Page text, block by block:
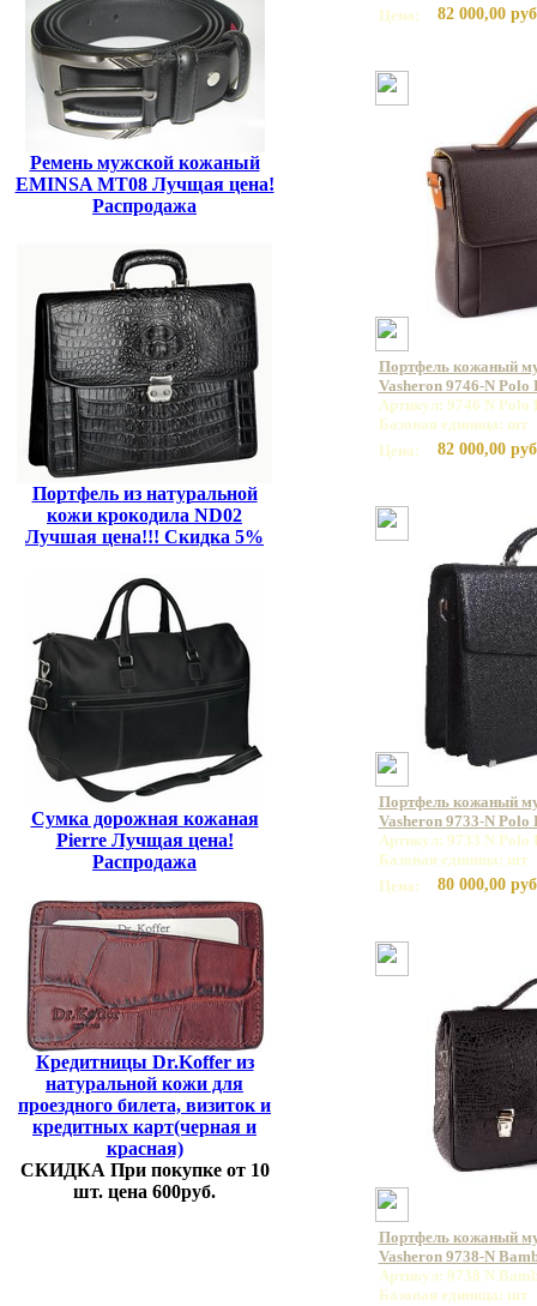
Ремень мужской кожаный
EMINSA MT08 Лучщая цена!
Распродажа
Портфель из натуральной
кожи крокодила ND02
Лучшая цена!!! Скидка 5%
Сумка дорожная кожаная
Pierre Лучщая цена!
Распродажа
Кредитницы Dr.Koffer из
натуральной кожи для
проездного билета, визиток и
кредитных карт(черная и
красная)
СКИДКА При покупке от 10
шт. цена 600руб.
Цена:
82 000,00
Портфель кожаный
Vasheron 9746-N
Артикул: 9746 N Polo
Базовая единица: шт
Цена:
82 000,00
Портфель кожаный
Vasheron 9733-N
Артикул: 9733 N Polo
Базовая единица: шт
Цена:
80 000,00
Портфель кожаный
Vasheron 9738-N
Артикул: 9738 N
Базовая единица: шт